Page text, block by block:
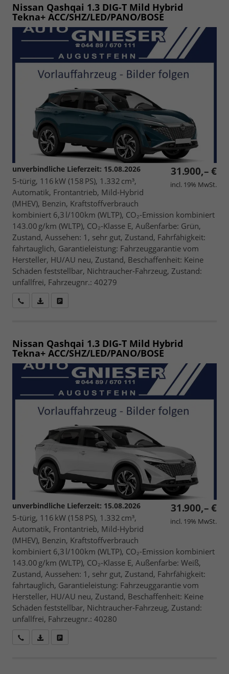
Nissan Qashqai 1.3 DIG-T Mild Hybrid
Tekna+ ACC/SHZ/LED/PANO/BOSE
31.900,– €
incl. 19% MwSt.
unverbindliche Lieferzeit: 15.08.2026
5-türig, 116 kW (158 PS), 1.332 cm³,
Automatik, Frontantrieb, Mild-Hybrid
(MHEV), Benzin, Kraftstoffverbrauch
kombiniert 6,3 l/100km (WLTP), CO₂-Emission kombiniert
143.00 g/km (WLTP), CO₂-Klasse E, Außenfarbe: Grün,
Zustand, Aussehen: 1, sehr gut, Zustand, Fahrfähigkeit:
fahrtauglich, Garantieleistung: Fahrzeuggarantie vom
Hersteller, HU/AU neu, Zustand, Beschaffenheit: Keine
Schäden feststellbar, Nichtraucher-Fahrzeug, Zustand:
unfallfrei, Fahrzeugnr.: 40279
Wir rufen Sie anFahrzeugexposé (PDF)
Nissan Qashqai 1.3 DIG-T Mild Hybrid
Tekna+ ACC/SHZ/LED/PANO/BOSE
31.900,– €
incl. 19% MwSt.
unverbindliche Lieferzeit: 15.08.2026
5-türig, 116 kW (158 PS), 1.332 cm³,
Automatik, Frontantrieb, Mild-Hybrid
(MHEV), Benzin, Kraftstoffverbrauch
kombiniert 6,3 l/100km (WLTP), CO₂-Emission kombiniert
143.00 g/km (WLTP), CO₂-Klasse E, Außenfarbe: Weiß,
Zustand, Aussehen: 1, sehr gut, Zustand, Fahrfähigkeit:
fahrtauglich, Garantieleistung: Fahrzeuggarantie vom
Hersteller, HU/AU neu, Zustand, Beschaffenheit: Keine
Schäden feststellbar, Nichtraucher-Fahrzeug, Zustand:
unfallfrei, Fahrzeugnr.: 40280
Wir rufen Sie anFahrzeugexposé (PDF)